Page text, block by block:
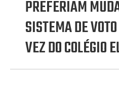
PREFERIAM
SISTEMA DE
VEZ DO COLÉGIO